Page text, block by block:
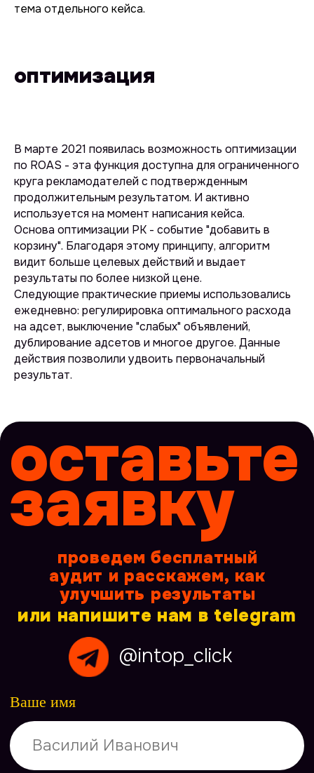
тема отдельного кейса.
оптимизация
В марте 2021 появилась возможность оптимизации
по ROAS - эта функция доступна для ограниченного
круга рекламодателей с подтвержденным
продолжительным результатом. И активно
используется на момент написания кейса.
Основа оптимизации РК - событие "добавить в
корзину". Благодаря этому принципу, алгоритм
видит больше целевых действий и выдает
результаты по более низкой цене.
Следующие практические приемы использовались
ежедневно: регулирировка оптимального расхода
на адсет, выключение "слабых" объявлений,
дублирование адсетов и многое другое. Данные
действия позволили удвоить первоначальный
результат.